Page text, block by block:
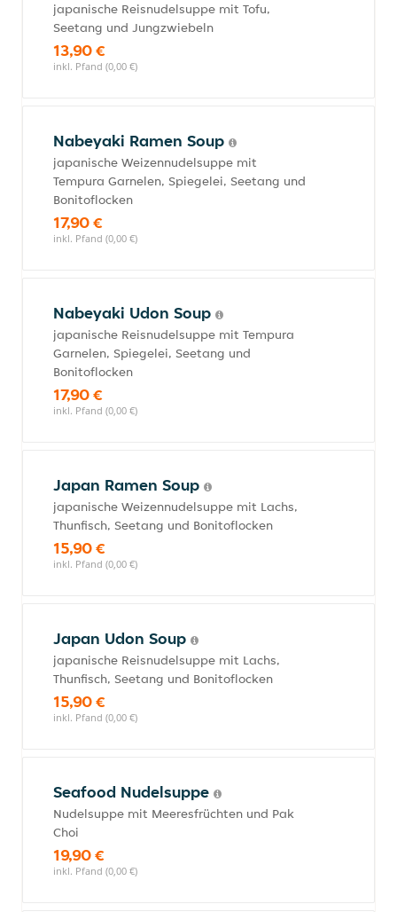
japanische Reisnudelsuppe mit Tofu,
Seetang und Jungzwiebeln
13,90 €
inkl. Pfand (0,00 €)
Nabeyaki Ramen Soup
japanische Weizennudelsuppe mit
Tempura Garnelen, Spiegelei, Seetang und
Bonitoflocken
17,90 €
inkl. Pfand (0,00 €)
Nabeyaki Udon Soup
japanische Reisnudelsuppe mit Tempura
Garnelen, Spiegelei, Seetang und
Bonitoflocken
17,90 €
inkl. Pfand (0,00 €)
Japan Ramen Soup
japanische Weizennudelsuppe mit Lachs,
Thunfisch, Seetang und Bonitoflocken
15,90 €
inkl. Pfand (0,00 €)
Japan Udon Soup
japanische Reisnudelsuppe mit Lachs,
Thunfisch, Seetang und Bonitoflocken
15,90 €
inkl. Pfand (0,00 €)
Seafood Nudelsuppe
Nudelsuppe mit Meeresfrüchten und Pak
Choi
19,90 €
inkl. Pfand (0,00 €)